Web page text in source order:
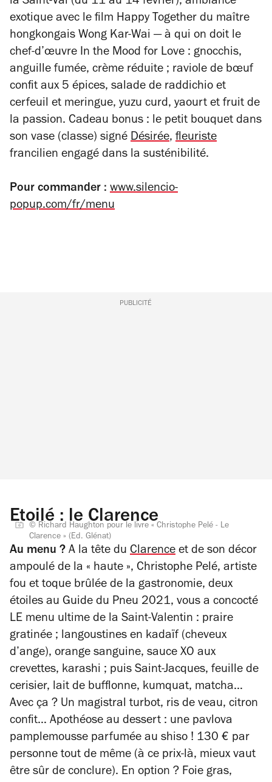
exotique avec le film Happy Together du maître
hongkongais Wong Kar-Wai — à qui on doit le
chef-d’œuvre In the Mood for Love : gnocchis,
anguille fumée, crème réduite ; raviole de bœuf
confit aux 5 épices, salade de raddichio et
cerfeuil et meringue, yuzu curd, yaourt et fruit de
la passion. Cadeau bonus : le petit bouquet dans
son vase (classe) signé Désirée, fleuriste
francilien engagé dans la susténibilité.
Pour commander : www.silencio-
popup.com/fr/menu
PUBLICITÉ
Etoilé : le Clarence
© Richard Haughton pour le livre « Christophe Pelé - Le
Clarence » (Ed. Glénat)
Au menu ? A la tête du Clarence et de son décor
ampoulé de la « haute », Christophe Pelé, artiste
fou et toque brûlée de la gastronomie, deux
étoiles au Guide du Pneu 2021, vous a concocté
LE menu ultime de la Saint-Valentin : praire
gratinée ; langoustines en kadaïf (cheveux
d’ange), orange sanguine, sauce XO aux
crevettes, karashi ; puis Saint-Jacques, feuille de
cerisier, lait de bufflonne, kumquat, matcha…
Avec ça ? Un magistral turbot, ris de veau, citron
confit… Apothéose au dessert : une pavlova
pamplemousse parfumée au shiso ! 130 € par
personne tout de même (à ce prix-là, mieux vaut
être sûr de conclure). En option ? Foie gras,